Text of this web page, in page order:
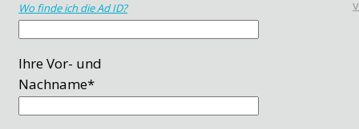
Wo finde ich die Ad ID?
Ihre Vor- und
Nachname*